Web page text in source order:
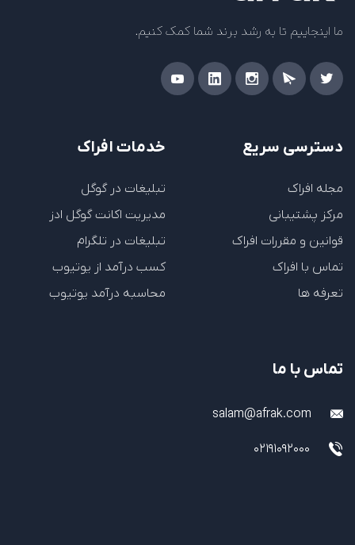
ما اینجاییم تا به رشد برند شما کمک کنیم.
دسترسی سریع
مجله افراک
مرکز پشتیبانی
قوانین و مقررات افراک
تماس با افراک
تعرفه ها
خدمات افراک
تبلیغات در گوگل
مدیریت اکانت گوگل ادز
تبلیغات در تلگرام
کسب درآمد از یوتیوب
محاسبه درآمد یوتیوب
تماس با ما
salam@afrak.com
02191092000